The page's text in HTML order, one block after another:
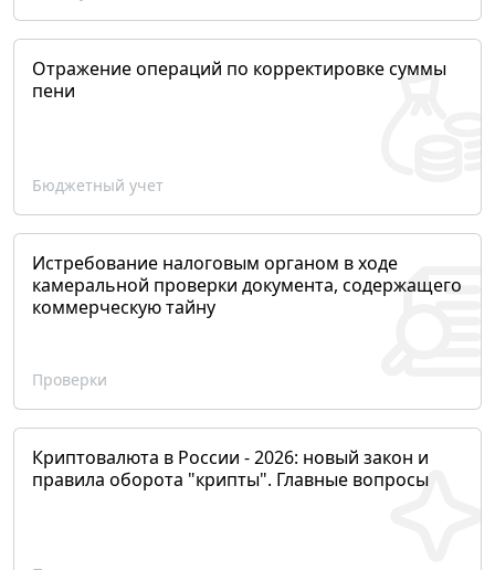
Отражение операций по корректировке суммы
пени
Бюджетный учет
Истребование налоговым органом в ходе
камеральной проверки документа, содержащего
коммерческую тайну
Проверки
Криптовалюта в России - 2026: новый закон и
правила оборота "крипты". Главные вопросы